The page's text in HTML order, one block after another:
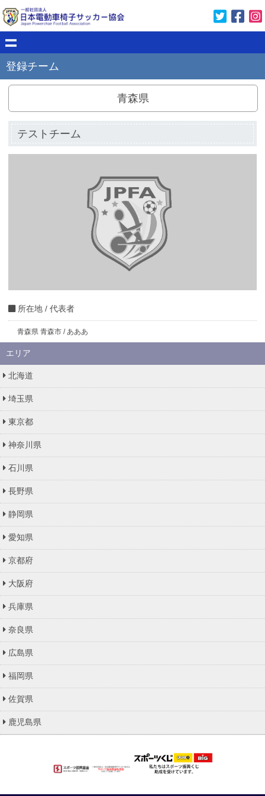
登録チーム
エリア
北海道
埼玉県
東京都
神奈川県
石川県
長野県
静岡県
愛知県
京都府
大阪府
兵庫県
奈良県
広島県
福岡県
佐賀県
鹿児島県
青森県
テストチーム
所在地 / 代表者
青森県 青森市 / あああ